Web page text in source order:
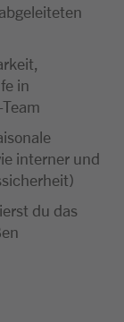
in
interner und
du das